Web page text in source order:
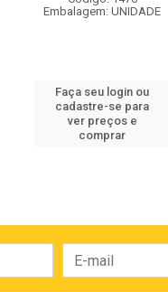
Embalagem: UNIDADE
Faça seu login ou
cadastre-se para
ver preços e
comprar